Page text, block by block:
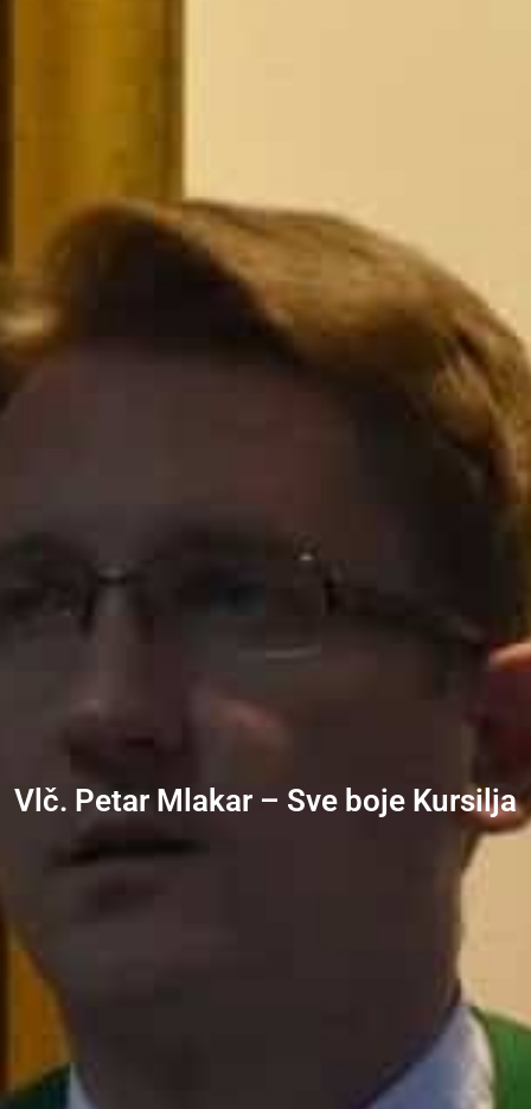
Vlč. Petar Mlakar – Sve boje Kursilja